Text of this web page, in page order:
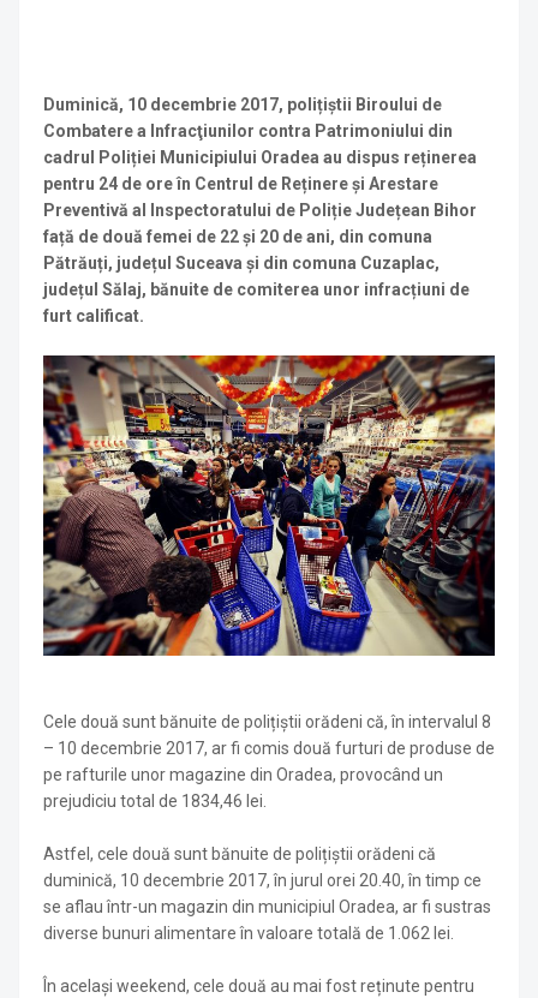
Duminică, 10 decembrie 2017, polițiștii Biroului de
Combatere a Infracţiunilor contra Patrimoniului din
cadrul Poliției Municipiului Oradea au dispus reținerea
pentru 24 de ore în Centrul de Reținere și Arestare
Preventivă al Inspectoratului de Poliție Județean Bihor
față de două femei de 22 și 20 de ani, din comuna
Pătrăuți, județul Suceava și din comuna Cuzaplac,
județul Sălaj, bănuite de comiterea unor infracțiuni de
furt calificat.
Cele două sunt bănuite de polițiștii orădeni că, în intervalul 8
– 10 decembrie 2017, ar fi comis două furturi de produse de
pe rafturile unor magazine din Oradea, provocând un
prejudiciu total de 1834,46 lei.
Astfel, cele două sunt bănuite de polițiștii orădeni că
duminică, 10 decembrie 2017, în jurul orei 20.40, în timp ce
se aflau într-un magazin din municipiul Oradea, ar fi sustras
diverse bunuri alimentare în valoare totală de 1.062 lei.
În același weekend, cele două au mai fost reținute pentru